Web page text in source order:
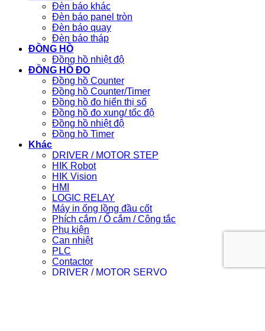
Đèn báo khác
Đèn báo panel tròn
Đèn báo quay
Đèn báo tháp
ĐỒNG HỒ
Đồng hồ nhiệt độ
ĐỒNG HỒ ĐO
Đồng hồ Counter
Đồng hồ Counter/Timer
Đồng hồ đo hiển thị số
Đồng hồ đo xung/ tốc độ
Đồng hồ nhiệt độ
Đồng hồ Timer
Khác
DRIVER / MOTOR STEP
HIK Robot
HIK Vision
HMI
LOGIC RELAY
Máy in ống lồng đầu cốt
Phích cắm / Ổ cắm / Công tắc
Phụ kiện
Can nhiệt
PLC
Contactor
DRIVER / MOTOR SERVO